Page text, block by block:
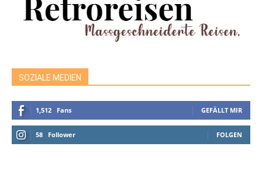
SOZIALE MEDIEN
1,512 Fans GEFÄLLT MIR
58 Follower FOLGEN